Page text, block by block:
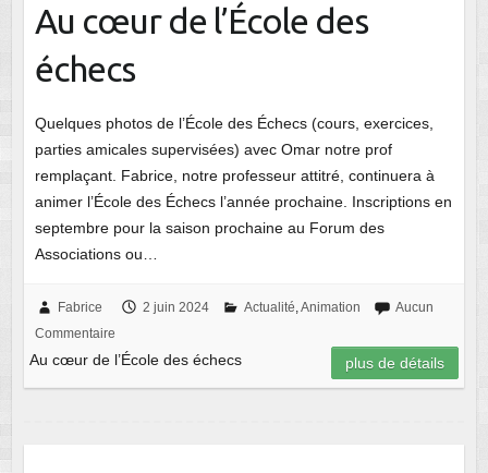
Au cœur de l’École des
échecs
Quelques photos de l’École des Échecs (cours, exercices,
parties amicales supervisées) avec Omar notre prof
remplaçant. Fabrice, notre professeur attitré, continuera à
animer l’École des Échecs l’année prochaine. Inscriptions en
septembre pour la saison prochaine au Forum des
Associations ou…
Fabrice 2 juin 2024 Actualité,Animation
Aucun
Commentaire
Au cœur de l’École des échecs plus de détails